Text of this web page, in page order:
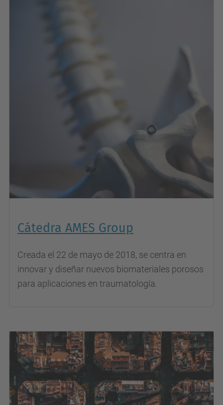
Cátedra AMES Group
Creada el 22 de mayo de 2018, se centra en
innovar y diseñar nuevos biomateriales porosos
para aplicaciones en traumatología.